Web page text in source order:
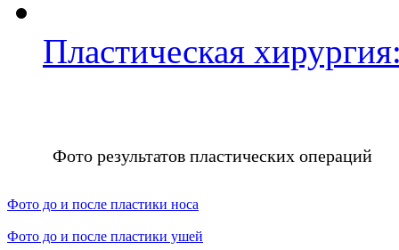
Пластическая
Фото результатов пластических операций
Фото до и после пластики носа
Фото до и после пластики ушей